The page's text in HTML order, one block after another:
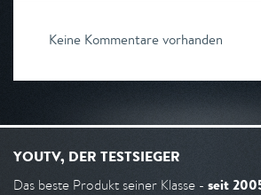
Keine Kommentare vorhanden
YOUTV, DER TESTSIEGER
Das beste Produkt seiner Klasse - seit